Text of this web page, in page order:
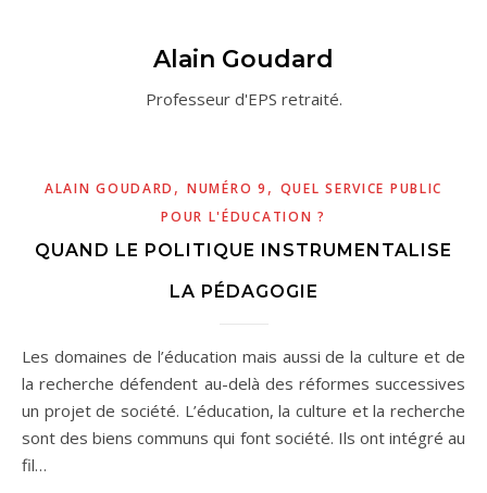
Alain Goudard
Professeur d'EPS retraité.
ALAIN GOUDARD ,NUMÉRO 9 , QUEL SERVICE PUBLIC
POUR L'ÉDUCATION ?
QUAND LE POLITIQUE INSTRUMENTALISE
LA PÉDAGOGIE
Les domaines de l’éducation mais aussi de la culture et de
la recherche défendent au-delà des réformes successives
un projet de société. L’éducation, la culture et la recherche
sont des biens communs qui font société. Ils ont intégré au
fil…